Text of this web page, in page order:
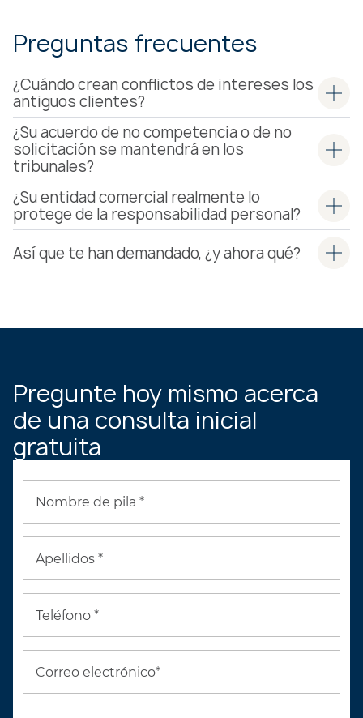
Preguntas frecuentes
¿Cuándo crean conflictos de intereses los
antiguos clientes?
¿Su acuerdo de no competencia o de no
solicitación se mantendrá en los
tribunales?
¿Su entidad comercial realmente lo
protege de la responsabilidad personal?
Así que te han demandado, ¿y ahora qué?
Pregunte hoy mismo acerca
de una consulta inicial
gratuita
Nombre de pila *
Apellidos *
Teléfono *
Correo electrónico*